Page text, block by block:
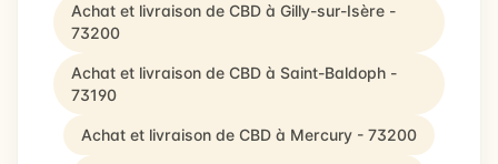
Achat et livraison de CBD à Gilly-sur-Isère -
73200
Achat et livraison de CBD à Saint-Baldoph -
73190
Achat et livraison de CBD à Mercury - 73200